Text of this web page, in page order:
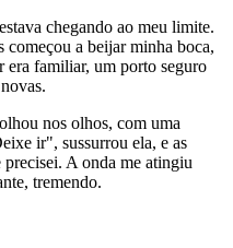
chegando ao meu limite.
começou a beijar minha boca,
era familiar, um porto seguro
nos olhos, com uma
ir", sussurrou ela, e as
A onda me atingiu
tremendo.